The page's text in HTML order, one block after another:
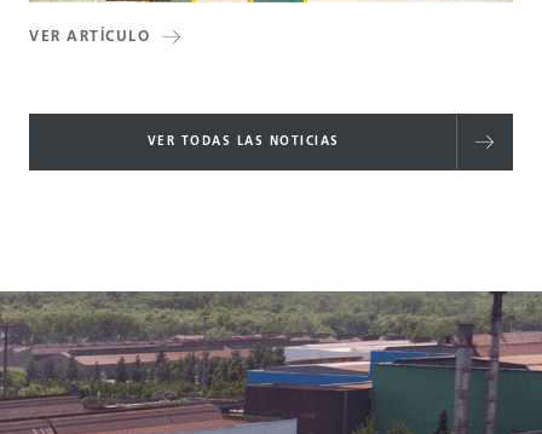
VER ARTÍCULO
VER TODAS LAS NOTICIAS